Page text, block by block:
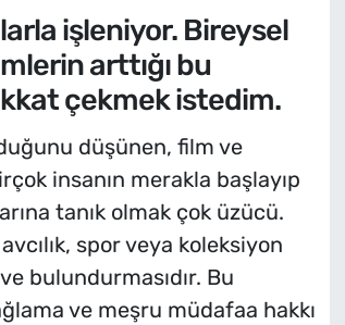
işleniyor. Bireysel
arttığı bu
çekmek istedim.
düşünen, film ve
insanın merakla başlayıp
tanık olmak çok üzücü.
spor veya koleksiyon
bulundurmasıdır. Bu
ve meşru müdafaa hakkı